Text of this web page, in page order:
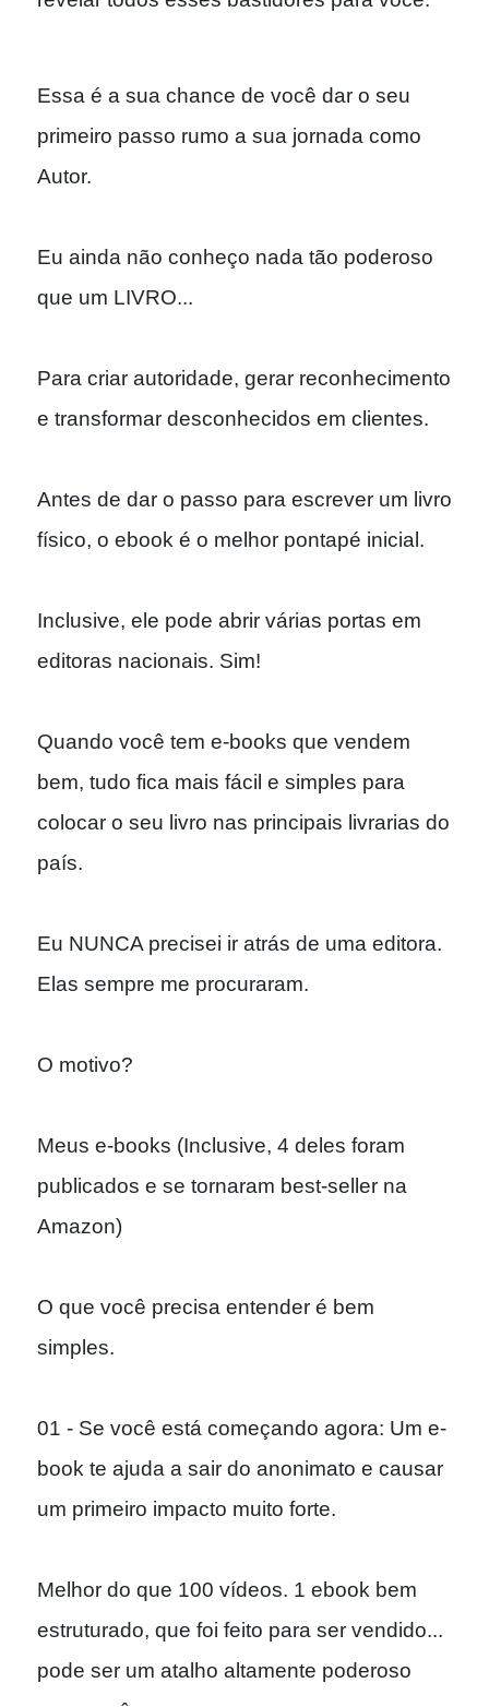
Essa é a sua chance de você dar o seu
primeiro passo rumo a sua jornada como
Autor.
Eu ainda não conheço nada tão poderoso
que um LIVRO...
Para criar autoridade, gerar reconhecimento
e transformar desconhecidos em clientes.
Antes de dar o passo para escrever um livro
físico, o ebooké o melhor pontapé inicial.
Inclusive, ele pode abrir várias portas em
editoras nacionais. Sim!
Quando você tem e-books que vendem
bem, tudo fica mais fácil e simples para
colocar o seu livro nas principais livrarias do
país.
Eu NUNCA precisei ir atrás de uma editora.
Elas sempre me procuraram.
O motivo?
Meus e-books (Inclusive, 4 deles foram
publicados e se tornaram best-seller na
Amazon)
O que você precisa entender é bem
simples.
01 - Se você está começando agora: Um e-
book te ajuda a sair do anonimato e causar
um primeiro impacto muito forte.
Melhor do que 100 vídeos. 1 ebook bem
estruturado, que foi feito para ser vendido...
pode ser um atalho altamente poderoso